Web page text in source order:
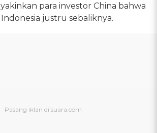
para investor China bahwa
justru sebaliknya.